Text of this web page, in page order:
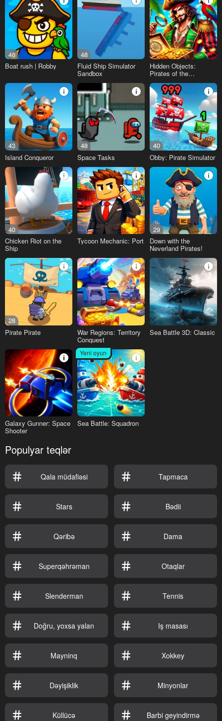
46
Boat rush | Robby
48
Fluid Ship Simulator
Sandbox
Hidden Objects:
Pirates of the
Caribbean
43
Island Conqueror
48
Space Tasks
40
Obby: Pirate Simulator
40
Chicken Riot on the
Ship
Tycoon Mechanic: Port
29
Down with the
Neverland Pirates!
28
Pirate Pirate
War Regions: Territory
Conquest
Sea Battle 3D: Classic
Galaxy Gunner: Space
Shooter
Yeni oyun
Sea Battle: Squadron
Populyar teqlər
Qala müdafiəsi Tapmaca
Stars Bədii
Qəribə Dama
Superqəhrəman Otaqlar
Slenderman Tennis
Doğru, yoxsa yalan Iş masası
Mayninq Xokkey
Dəyişiklik Minyonlar
Küllücə Barbi geyindirmə